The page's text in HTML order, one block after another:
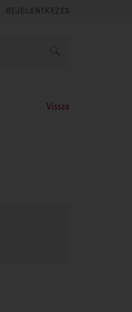
BEJELENTKEZÉS
Vissza